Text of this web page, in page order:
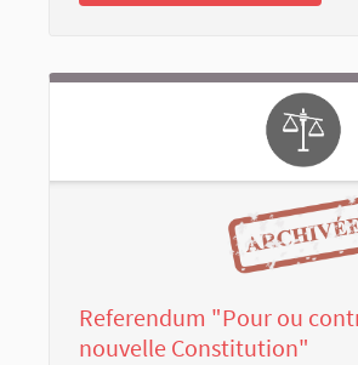
Referendum "Pour ou
nouvelle Constitution"